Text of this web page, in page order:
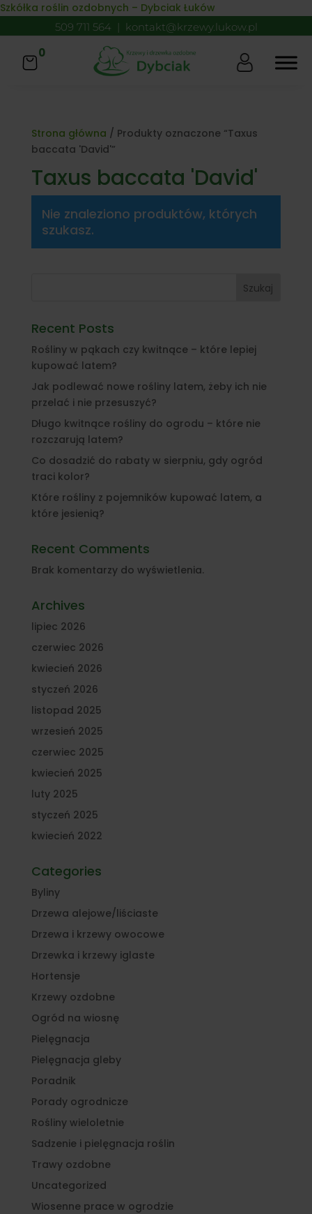
Skip to content
Szkółka roślin ozdobnych – Dybciak Łuków
509 711 564 | kontakt@krzewy.lukow.pl
0
Strona główna / Produkty oznaczone “Taxus
baccata 'David'”
Taxus baccata 'David'
Nie znaleziono produktów, których
szukasz.
Szukaj
Recent Posts
Rośliny w pąkach czy kwitnące – które lepiej
kupować latem?
Jak podlewać nowe rośliny latem, żeby ich nie
przelać i nie przesuszyć?
Długo kwitnące rośliny do ogrodu – które nie
rozczarują latem?
Co dosadzić do rabaty w sierpniu, gdy ogród
traci kolor?
Które rośliny z pojemników kupować latem, a
które jesienią?
Recent Comments
Brak komentarzy do wyświetlenia.
Archives
lipiec 2026
czerwiec 2026
kwiecień 2026
styczeń 2026
listopad 2025
wrzesień 2025
czerwiec 2025
kwiecień 2025
luty 2025
styczeń 2025
kwiecień 2022
Categories
Byliny
Drzewa alejowe/liściaste
Drzewa i krzewy owocowe
Drzewka i krzewy iglaste
Hortensje
Krzewy ozdobne
Ogród na wiosnę
Pielęgnacja
Pielęgnacja gleby
Poradnik
Porady ogrodnicze
Rośliny wieloletnie
Sadzenie i pielęgnacja roślin
Trawy ozdobne
Uncategorized
Wiosenne prace w ogrodzie